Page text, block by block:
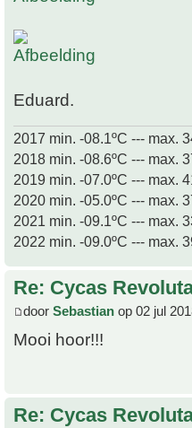
Eduard.
2017 min. -08.1ºC --- max.
2018 min. -08.6ºC --- max.
2019 min. -07.0ºC --- max.
2020 min. -05.0ºC --- max.
2021 min. -09.1ºC --- max.
2022 min. -09.0ºC --- max.
Re: Cycas
door Sebastian op 02 jul
Mooi hoor!!!
Re: Cycas